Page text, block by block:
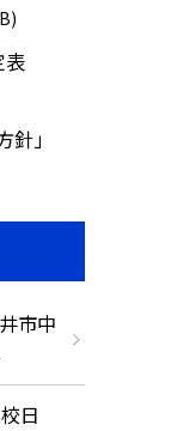
針」
市中
日